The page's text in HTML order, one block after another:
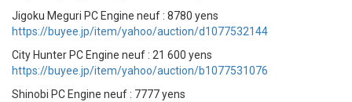
Jigoku Meguri PC Engine neuf : 8780 yens
https://buyee.jp/item/yahoo/auction/d1077532144
City Hunter PC Engine neuf : 21 600 yens
https://buyee.jp/item/yahoo/auction/b1077531076
Shinobi PC Engine neuf : 7777 yens